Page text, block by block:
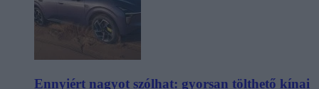
Ennyiért nagyot szólhat: gyorsan tölthető kínai